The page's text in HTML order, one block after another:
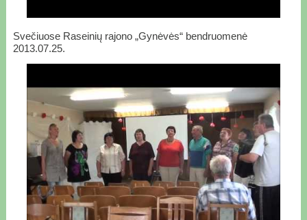
Svečiuose Raseinių rajono „Gynėvės“ bendruomenė
2013.07.25.